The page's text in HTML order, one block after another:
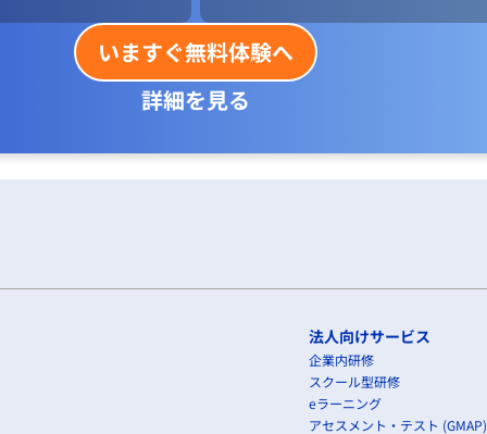
いますぐ無料体験へ
詳細を見る
法人向けサービス
企業内研修
スクール型研修
eラーニング
アセスメント・テスト (GMAP)